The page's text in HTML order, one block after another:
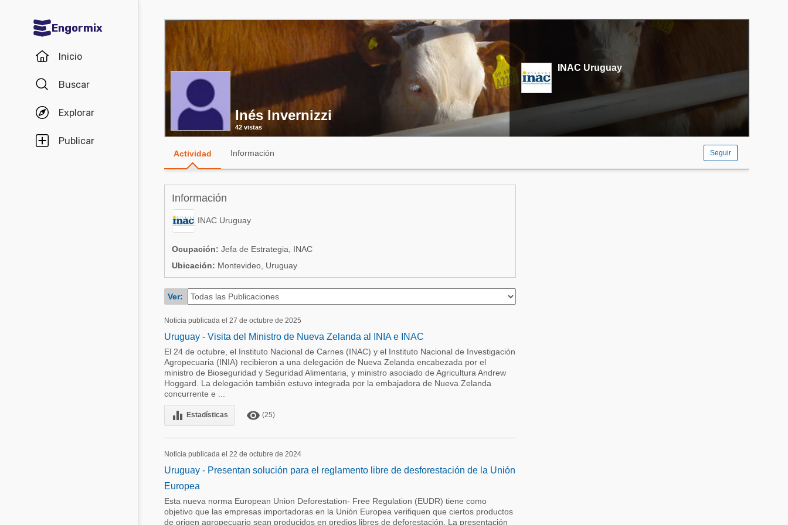
Engormix
Inicio
Buscar
Explorar
Publicar
Comunidades en español
Agricultura
Balanceados - Piensos
Ganadería
Porcicultura
Comunidades en inglés
Acuacultura
Micotoxinas
Avicultura
Porcicultura
Lechería
Balanceados - Piensos
Avicultura
Porcicultura
Ganadería
Lechería
Inés Invernizzi
42 vistas
INAC Uruguay
Actividad Información Seguir
Información
INAC Uruguay
Ocupación: Jefa de Estrategia, INAC
Ubicación: Montevideo, Uruguay
Ver:
Noticia publicada el 27 de octubre de 2025
Uruguay - Visita del Ministro de Nueva Zelanda al INIA e INAC
El 24 de octubre, el Instituto Nacional de Carnes (INAC) y el Instituto Nacional de Investigación
Agropecuaria (INIA) recibieron a una delegación de Nueva Zelanda encabezada por el
ministro de Bioseguridad y Seguridad Alimentaria, y ministro asociado de Agricultura Andrew
Hoggard. La delegación también estuvo integrada por la embajadora de Nueva Zelanda
concurrente e ...
equalizer Estadísticas remove_red_eye (25)
Noticia publicada el 22 de octubre de 2024
Uruguay - Presentan solución para el reglamento libre de desforestación de la Unión
Europea
Esta nueva norma European Union Deforestation- Free Regulation (EUDR) tiene como
objetivo que las empresas importadoras en la Unión Europea verifiquen que ciertos productos
de origen agropecuario sean producidos en predios libres de deforestación. La presentación